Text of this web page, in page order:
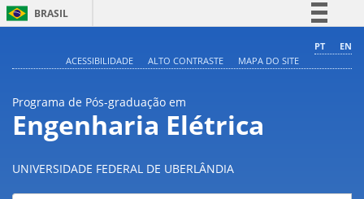
BRASIL
Comunica BR
Acesso à informação
Legislação
PT
EN
ACESSIBILIDADE
ALTO CONTRASTE MAPA DO SITE
Programa de Pós-graduação em
Engenharia Elétrica
UNIVERSIDADE FEDERAL DE UBERLÂNDIA